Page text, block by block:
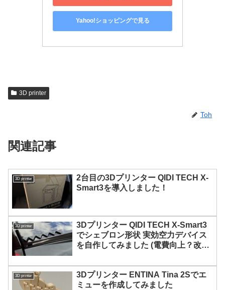
Yahoo!ショッピングで見る
3D printer
Toh
関連記事
3D printer
2台目の3Dプリンター QIDI TECH X-
Smart3を導入しました！
3D printer
3Dプリンター QIDI TECH X-Smart3
でシェブロン形状 実効空力デバイス
を自作してみました (電費向上？改
3D printer
3Dプリンター ENTINA Tina 2Sでエ
ミューを作成してみました